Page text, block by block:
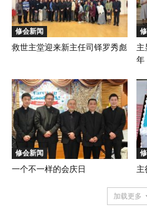
修会新闻
救世主堂迎来新主任司铎罗秀彪
主
年
修会新闻
一个不一样的会庆日 主
加载更多